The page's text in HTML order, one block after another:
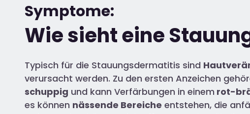
Symptome:
Wie sieht eine
Typisch für die Stauungsdermatitis sind
verursacht werden. Zu den ersten Anzeichen
schuppig und kann Verfärbungen in einem rot-
es können nässende Bereiche entstehen, die